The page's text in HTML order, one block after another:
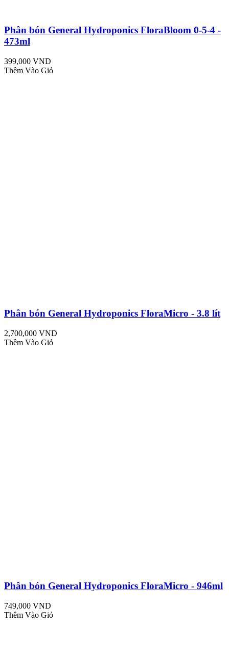
Phân bón General Hydroponics FloraBloom 0-5-4 -
473ml
399,000 VND
Thêm Vào Giỏ
Phân bón General Hydroponics FloraMicro - 3.8 lít
2,700,000 VND
Thêm Vào Giỏ
Phân bón General Hydroponics FloraMicro - 946ml
749,000 VND
Thêm Vào Giỏ